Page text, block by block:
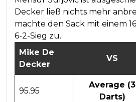
Decker ließ nichts mehr
machte den Sack mit einem
6-2-Sieg zu.
Mike De
Decker
VS
95.95
Average (3
Darts)